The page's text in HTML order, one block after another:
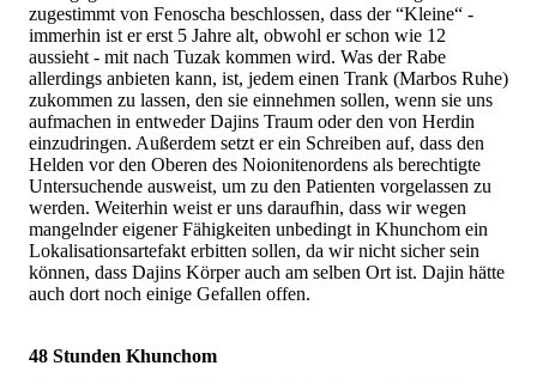
zugestimmt von Fenoscha beschlossen, dass der “Kleine“ -
immerhin ist er erst 5 Jahre alt, obwohl er schon wie 12
aussieht - mit nach Tuzak kommen wird. Was der Rabe
allerdings anbieten kann, ist, jedem einen Trank (Marbos Ruhe)
zukommen zu lassen, den sie einnehmen sollen, wenn sie uns
aufmachen in entweder Dajins Traum oder den von Herdin
einzudringen. Außerdem setzt er ein Schreiben auf, dass den
Helden vor den Oberen des Noionitenordens als berechtigte
Untersuchende ausweist, um zu den Patienten vorgelassen zu
werden. Weiterhin weist er uns daraufhin, dass wir wegen
mangelnder eigener Fähigkeiten unbedingt in Khunchom ein
Lokalisationsartefakt erbitten sollen, da wir nicht sicher sein
können, dass Dajins Körper auch am selben Ort ist. Dajin hätte
auch dort noch einige Gefallen offen.
48 Stunden Khunchom